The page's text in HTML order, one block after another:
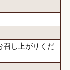
召し上がりくだ